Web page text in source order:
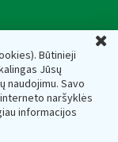
Būtinieji
Jūsų
naudojimu. Savo
naršyklės
informacijos
el.paštas:
Lietuvos
Juridinių